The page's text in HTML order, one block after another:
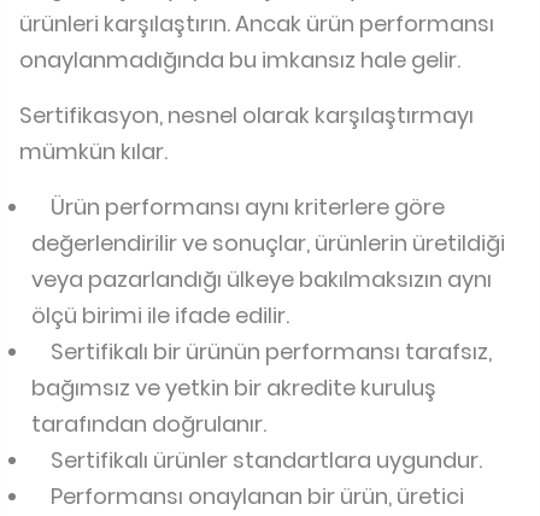
ürünleri karşılaştırın. Ancak ürün performansı
onaylanmadığında bu imkansız hale gelir.
Sertifikasyon, nesnel olarak karşılaştırmayı
mümkün kılar.
Ürün performansı aynı kriterlere göre
değerlendirilir ve sonuçlar, ürünlerin üretildiği
veya pazarlandığı ülkeye bakılmaksızın aynı
ölçü birimi ile ifade edilir.
Sertifikalı bir ürünün performansı tarafsız,
bağımsız ve yetkin bir akredite kuruluş
tarafından doğrulanır.
Sertifikalı ürünler standartlara uygundur.
Performansı onaylanan bir ürün, üretici